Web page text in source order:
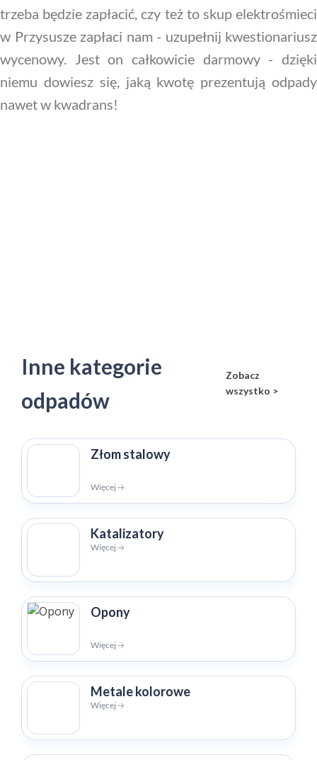
trzeba będzie zapłacić, czy też to skup elektrośmieci
w Przysusze zapłaci nam - uzupełnij kwestionariusz
wycenowy. Jest on całkowicie darmowy - dzięki
niemu dowiesz się, jaką kwotę prezentują odpady
nawet w kwadrans!
Inne kategorie
odpadów
Zobacz
wszystko >
Złom stalowy
Więcej 🡢
Katalizatory
Więcej 🡢
Opony
Więcej 🡢
Metale kolorowe
Więcej 🡢